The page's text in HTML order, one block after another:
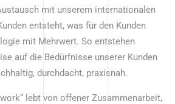
mit unserem internationalen
entsteht, was für den Kunden
mit Mehrwert. So entstehen
auf die Bedürfnisse unserer Kunden
durchdacht, praxisnah.
lebt von offener Zusammenarbeit,